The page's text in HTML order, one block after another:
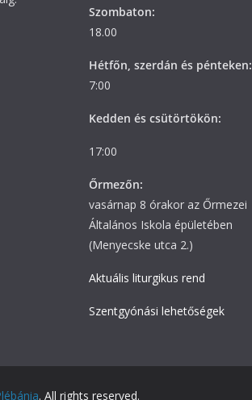
Szombaton:
18.00
Hétfőn, szerdán és pénteken:
7:00
Kedden és csütörtökön:
17:00
Őrmezőn:
vasárnap 8 órakor az Őrmezei
Általános Iskola épületében
(Menyecske utca 2.)
Aktuális liturgikus rend
Szentgyónási lehetőségek
. All rights reserved.